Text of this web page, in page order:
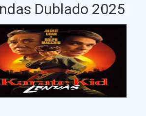
Dublado 2025